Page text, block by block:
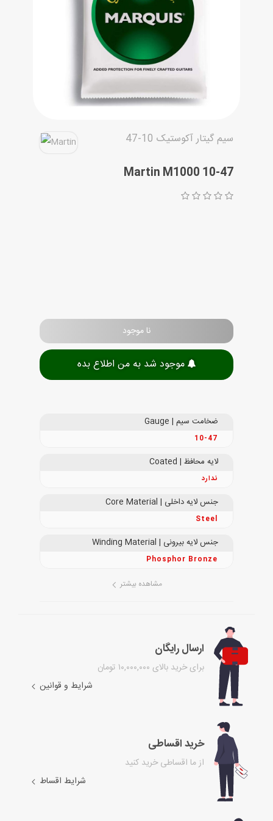
سیم گیتار آکوستیک 10-47
Martin M1000 10-47
نا موجود
موجود شد به من اطلاع بده
ضخامت سیم | Gauge
10-47
لایه محافظ | Coated
ندارد
جنس لایه داخلی | Core Material
Steel
جنس لایه بیرونی | Winding Material
Phosphor Bronze
مشاهده بیشتر
ارسال رایگان
برای خرید بالای ۱۰,۰۰۰,۰۰۰ تومان
شرایط و قوانین
خرید اقساطی
از ما اقساطی خرید کنید
شرایط اقساط